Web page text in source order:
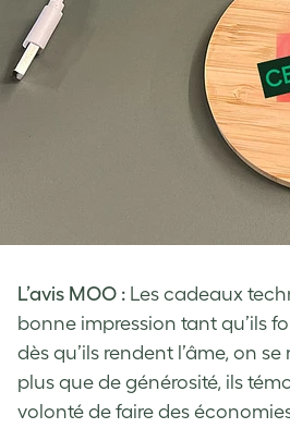
L’avis MOO : Les cadeaux
bonne impression tant qu’ils
dès qu’ils rendent l’âme, on
plus que de générosité, ils
volonté de faire des